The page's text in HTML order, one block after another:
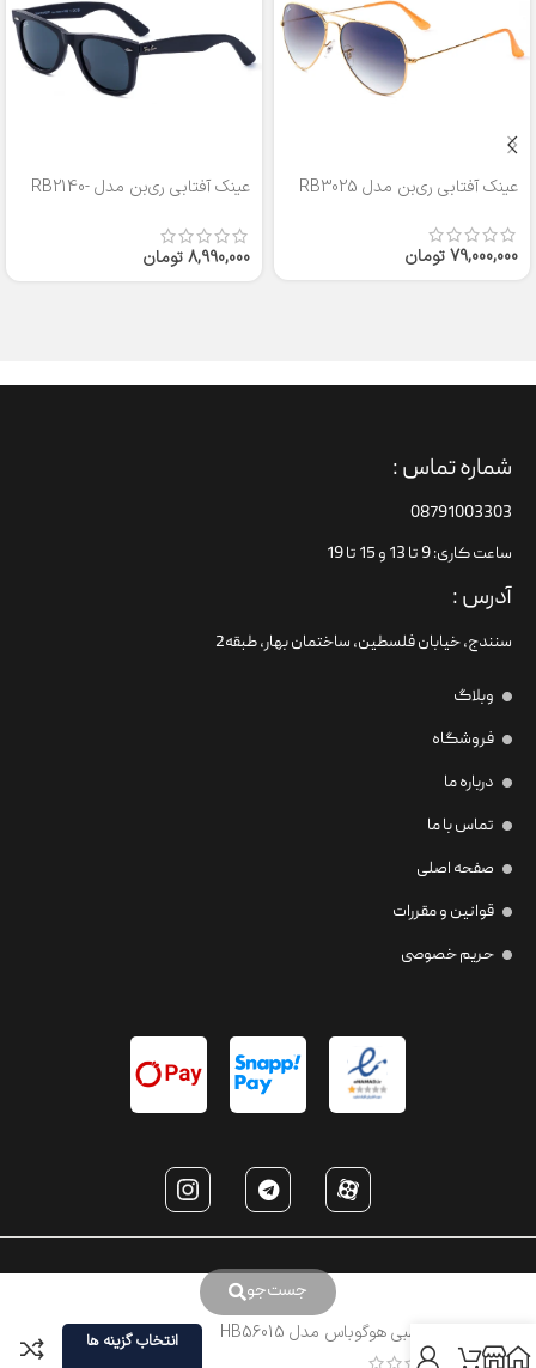
عینک آفتابی ری‌بن مدل RB3025
79,000,000تومان
عینک آفتابی ری‌بن مدل RB2140-
8,990,000تومان
جست‌جو
شماره تماس :
08791003303
ساعت کاری: 9 تا 13 و 15 تا 19
آدرس :
سنندج، خیابان فلسطین،‌ ساختمان بهار، طبقه2
وبلاگ
فروشگاه
درباره ما
تماس با ما
صفحه اصلی
قوانین و مقررات
حریم خصوصی
عینک طبی هوگوباس مدل HB56015 انتخاب گزینه ها